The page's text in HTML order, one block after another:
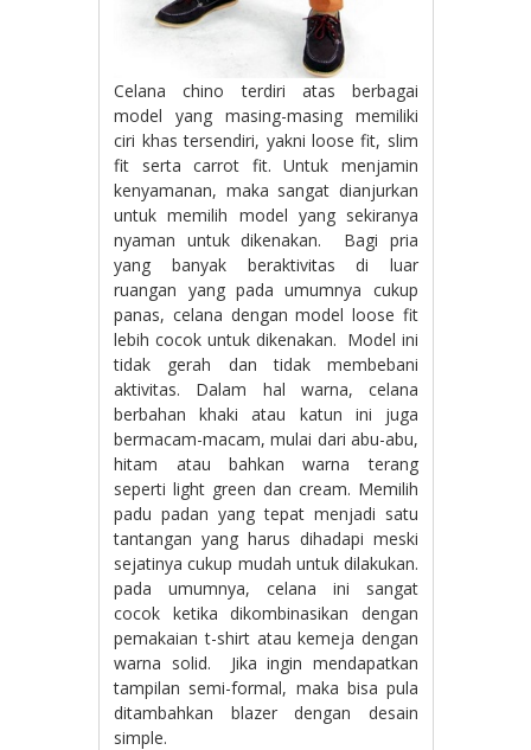
Celana chino terdiri atas berbagai
model yang masing-masing memiliki
ciri khas tersendiri, yakni loose fit, slim
fit serta carrot fit. Untuk menjamin
kenyamanan, maka sangat dianjurkan
untuk memilih model yang sekiranya
nyaman untuk dikenakan. Bagi pria
yang banyak beraktivitas di luar
ruangan yang pada umumnya cukup
panas, celana dengan model loose fit
lebih cocok untuk dikenakan. Model ini
tidak gerah dan tidak membebani
aktivitas. Dalam hal warna, celana
berbahan khaki atau katun ini juga
bermacam-macam, mulai dari abu-abu,
hitam atau bahkan warna terang
seperti light green dan cream. Memilih
padu padan yang tepat menjadi satu
tantangan yang harus dihadapi meski
sejatinya cukup mudah untuk dilakukan.
pada umumnya, celana ini sangat
cocok ketika dikombinasikan dengan
pemakaian t-shirt atau kemeja dengan
warna solid. Jika ingin mendapatkan
tampilan semi-formal, maka bisa pula
ditambahkan blazer dengan desain
simple.